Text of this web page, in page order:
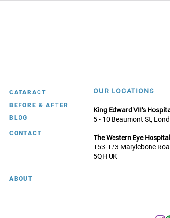
CATARACT
BEFORE & AFTER
BLOG
CONTACT
OUR LOCATIONS
King Edward VII's
5 - 10 Beaumont St,
The Western Eye Hospital
153-173 Marylebone
5QH UK
ABOUT